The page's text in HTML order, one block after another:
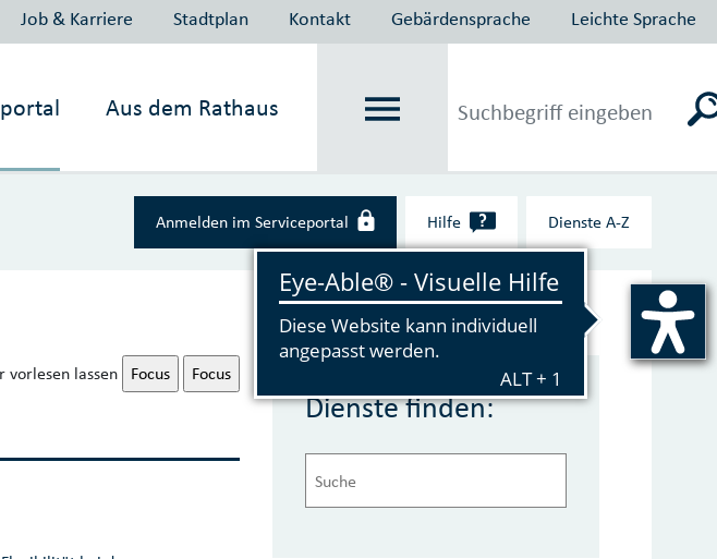
Job & Karriere Stadtplan Kontakt Gebärdensprache Leichte Sprache
Aus dem Rathaus
Anmelden im Serviceportal Hilfe ? Dienste A‑Z
vorlesen lassen Focus Focus
Dienste finden: